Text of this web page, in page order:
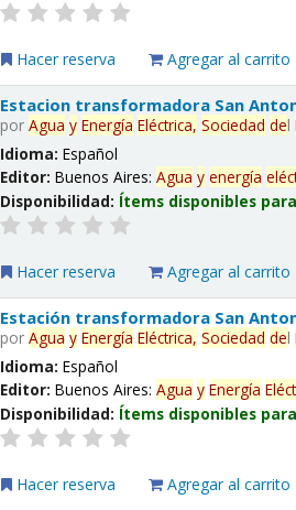
Hacer reserva Agregar al carrito
Estacion transformadora San
porAgua y Energía Eléctrica, Sociedad del
Idioma:Español
Editor:Buenos Aires:Agua y energía
Disponibilidad: Ítems disponibles
Hacer reserva Agregar al carrito
Estación transformadora San
porAgua y Energía Eléctrica, Sociedad del
Idioma:Español
Editor:Buenos Aires:Agua y Energía
Disponibilidad: Ítems disponibles
Hacer reserva Agregar al carrito